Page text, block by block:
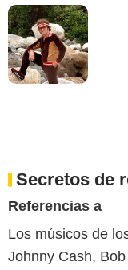
Secretos de
Referencias a
Los músicos de
Johnny Cash,